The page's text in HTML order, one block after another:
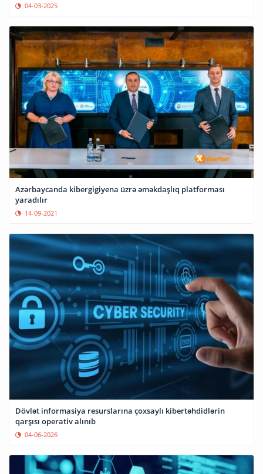
04-03-2025
Azərbaycanda kibergigiyena üzrə əməkdaşlıq platforması
yaradılır
14-09-2021
Dövlət informasiya resurslarına çoxsaylı kibertəhdidlərin
qarşısı operativ alınıb
04-06-2026